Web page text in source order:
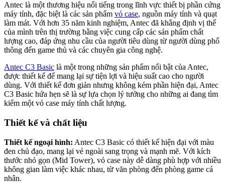
Antec là một thương hiệu nổi tiếng trong lĩnh vực thiết bị phần cứng
máy tính, đặc biệt là các sản phẩm vỏ case, nguồn máy tính và quạt
làm mát. Với hơn 35 năm kinh nghiệm, Antec đã khẳng định vị thế
của mình trên thị trường bằng việc cung cấp các sản phẩm chất
lượng cao, đáp ứng nhu cầu của người tiêu dùng từ người dùng phổ
thông đến game thủ và các chuyên gia công nghệ.
Antec C3 Basic là một trong những sản phẩm nổi bật của Antec,
được thiết kế để mang lại sự tiện lợi và hiệu suất cao cho người
dùng. Với thiết kế đơn giản nhưng không kém phần hiện đại, Antec
C3 Basic hứa hẹn sẽ là sự lựa chọn lý tưởng cho những ai đang tìm
kiếm một vỏ case máy tính chất lượng.
Thiết kế và chất liệu
Thiết kế ngoại hình: Antec C3 Basic có thiết kế hiện đại với màu
đen chủ đạo, mang lại vẻ ngoài sang trọng và mạnh mẽ. Với kích
thước nhỏ gọn (Mid Tower), vỏ case này dễ dàng phù hợp với nhiều
không gian làm việc khác nhau, từ văn phòng đến phòng game cá
nhân.